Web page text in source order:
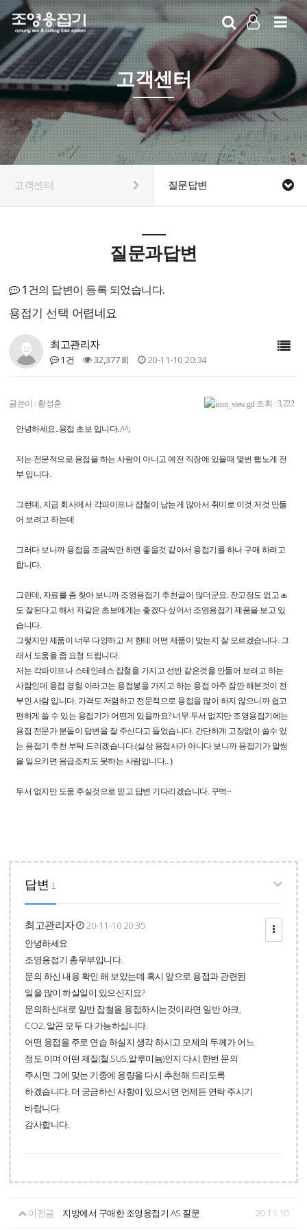
LOG IN
SIGN UP
고객센터
고객센터 질문답변
질문과답변
1건의 답변이 등록 되었습니다.
용접기 선택 어렵네요
최고관리자
1건 32,377회 20-11-10 20:34
글쓴이 : 황정훈 조회 : 3,222
안녕하세요..용접 초보 입니다..^^;
저는 전문적으로 용접을 하는 사람이 아니고 예전 직장에 있을때 몇번 햅노게 전
부 입니다.
그런데, 지금 회사에서 각파이프나 잡철이 남는게 많아서 취미로 이것 저것 만들
어 보려고 하는데
그러다 보니까 용접을 조금씩만 하면 좋을것 같아서 용접기를 하나 구매 하려고
합니다.
그런데, 자료를 좀 찾아 보니까 조영용접기 추천글이 많더군요. 잔고장도 없고 as
도 잘된다고 해서 저같은 초보에게는 좋겠다 싶어서 조영용접기 제품을 보고 있
습니다.
그렇지만 제품이 너무 다양하고 저 한테 어떤 제품이 맞는지 잘 모르겠습니다. 그
래서 도움을 좀 요청 드립니다.
저는 각파이프나 스테인레스 잡철을 가지고 선반 같은것을 만들어 보려고 하는
사람인데 용접 경험 이라고는 용접봉을 가지고 하는 용접 아주 잠깐 해본것이 전
부인 사람 입니다. 가격도 저렴하고 전문적으로 용접을 많이 하지 않으니까 쉽고
편하게 쓸 수 있는 용접기가 어떤게 있을까요? 너무 두서 없지만 조영용접기에는
용접 전문가 분들이 답변을 잘 주신다고 들었습니다. 간단하게 고장없이 쓸수 있
는 용접기 추천 부탁 드리겠습니다.(실상 용접사가 아니다 보니까 용접기가 말썽
을 일으키면 응급조치도 못하는 사람입니다...)
두서 없지만 도움 주실것으로 믿고 답변 기다리겠습니다. 꾸벅~
답변 1
최고관리자
20-11-10 20:35
안녕하세요
조영용접기 총무부입니다.
문의 하신 내용 확인 해 보았는데 혹시 앞으로 용접과 관련된
일을 많이 하실일이 있으신지요?
문의하신대로 일반 잡철을 용접하시는것이라면 일반 아크,
CO2, 알곤 모두 다 가능하십니다.
어떤 용접을 주로 연습 하실지 생각 하시고 모제의 두께가 어느
정도 이며 어떤 제질(철,SUS,알루미늄)인지 다시 한번 문의
주시면 그에 맞는 기종에 용량을 다시 추천해 드리도록
하겠습니다. 더 궁금하신 사항이 있으시면 언제든 연락 주시기
바랍니다.
감사합니다.
이전글 지방에서 구매한 조영용접기 AS 질문 20.11.10